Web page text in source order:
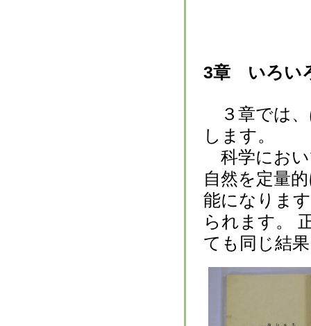
3章 いろい
３章では、
します。
科学におい
自然を定量
能になりま
られます。
ても同じ結